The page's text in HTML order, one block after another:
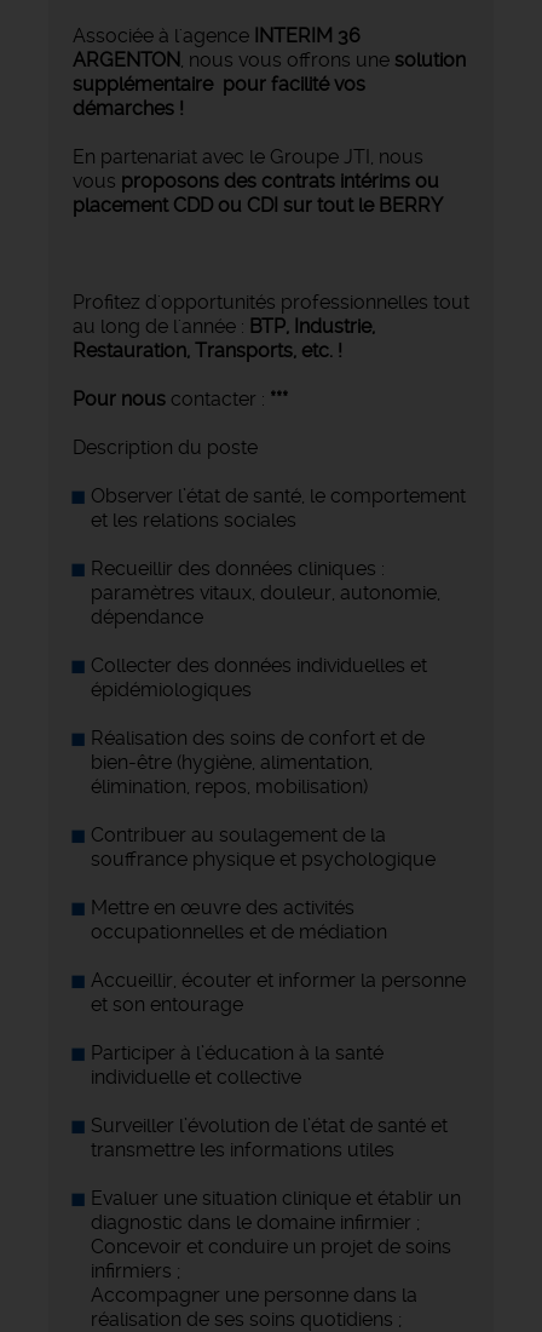
Associée à l'agence INTERIM 36
ARGENTON, nous vous offrons une solution
supplémentaire pour facilité vos
démarches !
En partenariat avec le Groupe JTI, nous
vous proposons des contrats intérims ou
placement CDD ou CDI sur tout le BERRY
Profitez d'opportunités professionnelles tout
au long de l'année : BTP, Industrie,
Restauration, Transports, etc. !
Pour nous contacter : ***
Description du poste
Observer l’état de santé, le comportement
et les relations sociales
Recueillir des données cliniques :
paramètres vitaux, douleur, autonomie,
dépendance
Collecter des données individuelles et
épidémiologiques
Réalisation des soins de confort et de
bien-être (hygiène, alimentation,
élimination, repos, mobilisation)
Contribuer au soulagement de la
souffrance physique et psychologique
Mettre en œuvre des activités
occupationnelles et de médiation
Accueillir, écouter et informer la personne
et son entourage
Participer à l’éducation à la santé
individuelle et collective
Surveiller l’évolution de l’état de santé et
transmettre les informations utiles
Evaluer une situation clinique et établir un
diagnostic dans le domaine infirmier ;
Concevoir et conduire un projet de soins
infirmiers ;
Accompagner une personne dans la
réalisation de ses soins quotidiens ;